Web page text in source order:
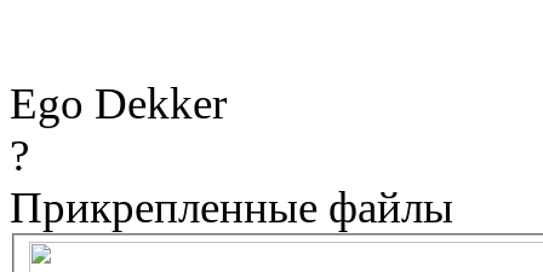
Ego Dekker
?
Прикрепленные файлы